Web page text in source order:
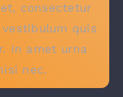
consectetur
quis
In amet urna
nec.